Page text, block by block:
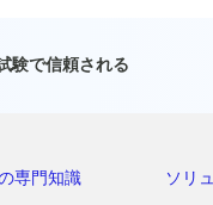
験で信頼される
専門知識 ソリ